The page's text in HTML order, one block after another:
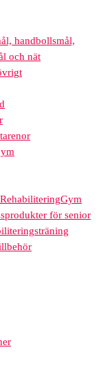
handbollsmål,
och nät
Gym
för senior